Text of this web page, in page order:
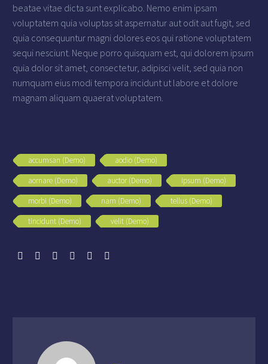
beatae vitae dicta sunt explicabo. Nemo enim ipsam
voluptatem quia voluptas sit aspernatur aut odit aut fugit, sed
quia consequuntur magni dolores eos qui ratione voluptatem
sequi nesciunt. Neque porro quisquam est, qui dolorem ipsum
quia dolor sit amet, consectetur, adipisci velit, sed quia non
numquam eius modi tempora incidunt ut labore et dolore
magnam aliquam quaerat voluptatem.
accumsan (Demo)
aodio (Demo)
aornare (Demo)
auctor (Demo)
ipsum (Demo)
morbi (Demo)
nam (Demo)
tellus (Demo)
tincidunt (Demo)
velit (Demo)